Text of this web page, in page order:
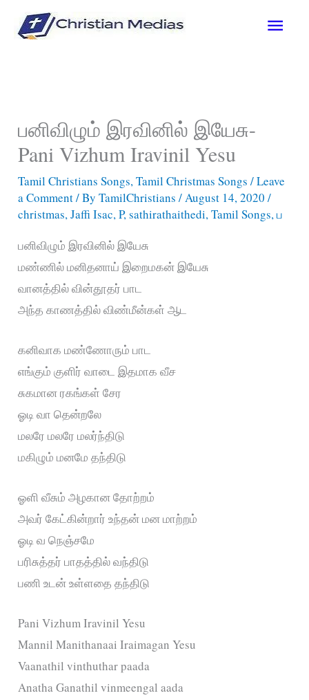
Main
பனிவிழும் இரவினில் இயேசு-
Pani Vizhum Iravinil Yesu
Tamil Christians Songs,Tamil Christmas Songs /Leave
a Comment/ ByTamilChristians/ August 14, 2020/
christmas,Jaffi Isac,P,sathirathaithedi,Tamil Songs,ப
பனிவிழும் இரவினில் இயேசு
மண்ணில் மனிதனாய் இறைமகன் இயேசு
வானத்தில் வின்தூதர் பாட
அந்த காணத்தில் விண்மீன்கள் ஆட
கனிவாக மண்ணோரும் பாட
எங்கும் குளிர் வாடை இதமாக வீச
சுகமான ரகங்கள் சேர
ஓடி வா தென்றலே
மலரே மலரே மலர்ந்திடு
மகிழும் மனமே தந்திடு
ஓளி வீசும் அழகான தோற்றம்
அவர் கேட்கின்றார் உந்தன் மன மாற்றம்
ஓடி வ நெஞ்சமே
பரிசுத்தர் பாதத்தில் வந்திடு
பணி உடன் உள்ளதை தந்திடு
Pani Vizhum Iravinil Yesu
Mannil Manithanaai Iraimagan Yesu
Vaanathil vinthuthar paada
Anatha Ganathil vinmeengal aada